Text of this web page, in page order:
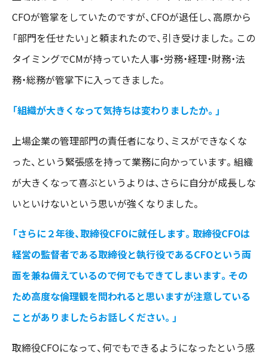
CFOが管掌をしていたのですが、CFOが退任し、高原から
「部門を任せたい」と頼まれたので、引き受けました。この
タイミングでCMが持っていた人事・労務・経理・財務・法
務・総務が管掌下に入ってきました。
「組織が大きくなって気持ちは変わりましたか。」
上場企業の管理部門の責任者になり、ミスができなくな
った、という緊張感を持って業務に向かっています。組織
が大きくなって喜ぶというよりは、さらに自分が成長しな
いといけないという思いが強くなりました。
「さらに２年後、取締役CFOに就任します。取締役CFOは
経営の監督者である取締役と執行役であるCFOという両
面を兼ね備えているので何でもできてしまいます。その
ため高度な倫理観を問われると思いますが注意している
ことがありましたらお話しください。」
取締役CFOになって、何でもできるようになったという感